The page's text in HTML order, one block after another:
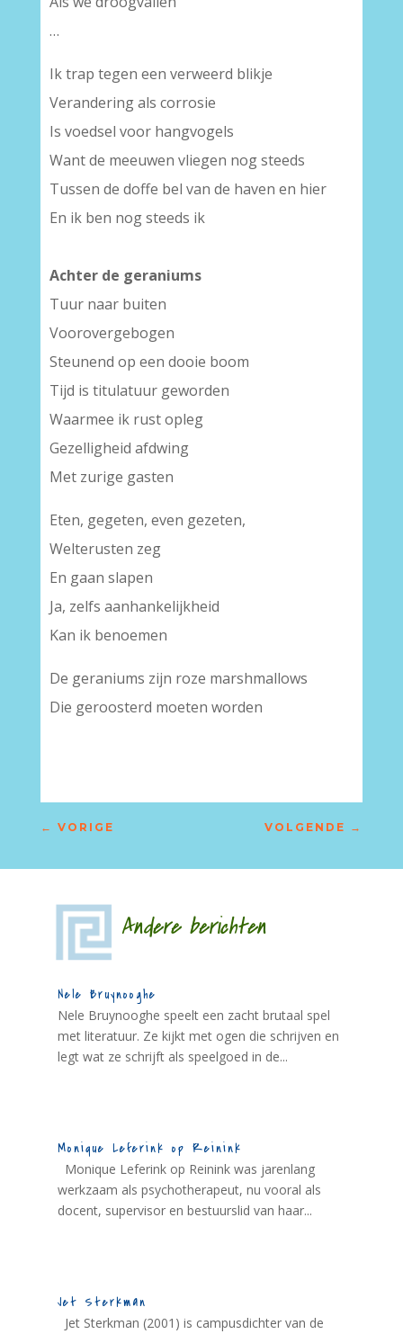
…
Ik trap tegen een verweerd blikje
Verandering als corrosie
Is voedsel voor hangvogels
Want de meeuwen vliegen nog steeds
Tussen de doffe bel van de haven en hier
En ik ben nog steeds ik
Achter de geraniums
Tuur naar buiten
Voorovergebogen
Steunend op een dooie boom
Tijd is titulatuur geworden
Waarmee ik rust opleg
Gezelligheid afdwing
Met zurige gasten
Eten, gegeten, even gezeten,
Welterusten zeg
En gaan slapen
Ja, zelfs aanhankelijkheid
Kan ik benoemen
De geraniums zijn roze marshmallows
Die geroosterd moeten worden
← VORIGE VOLGENDE →
Andere berichten
Nele Bruynooghe
Nele Bruynooghe speelt een zacht brutaal spel
met literatuur. Ze kijkt met ogen die schrijven en
legt wat ze schrijft als speelgoed in de...
Monique Leferink op Reinink
Monique Leferink op Reinink was jarenlang
werkzaam als psychotherapeut, nu vooral als
docent, supervisor en bestuurslid van haar...
Jet Sterkman
Jet Sterkman (2001) is campusdichter van de